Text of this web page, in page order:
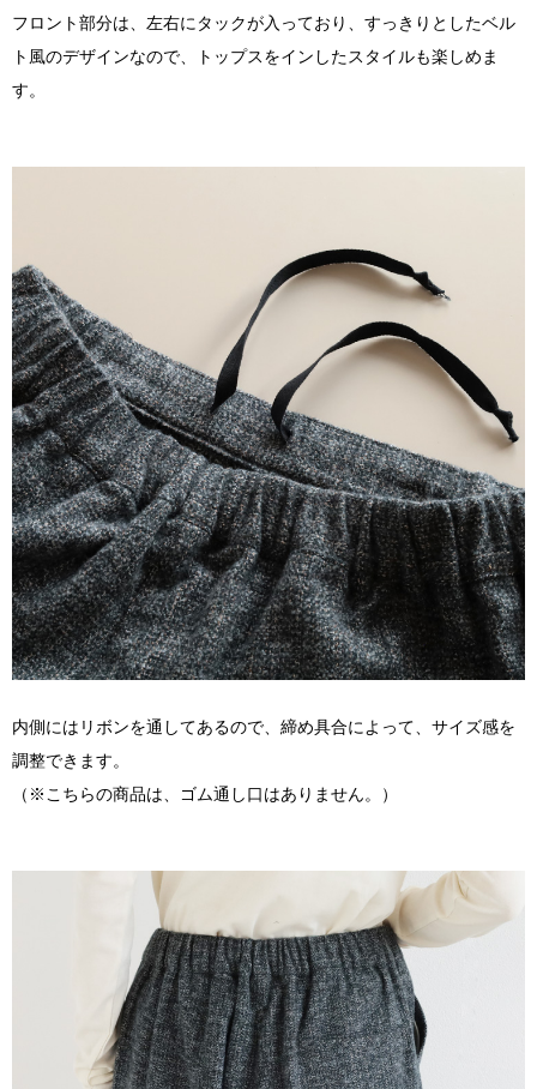
フロント部分は、左右にタックが入っており、すっきりとしたベル
ト風のデザインなので、トップスをインしたスタイルも楽しめま
す。
内側にはリボンを通してあるので、締め具合によって、サイズ感を
調整できます。
（※こちらの商品は、ゴム通し口はありません。）